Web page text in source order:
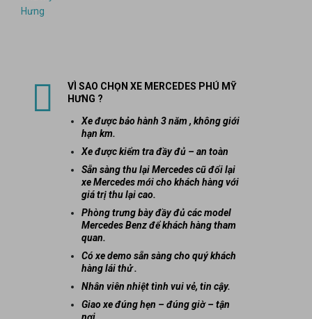
VÌ SAO CHỌN XE MERCEDES PHÚ MỸ
HƯNG ?
Xe được bảo hành 3 năm , không giới
hạn km.
Xe được kiểm tra đầy đủ – an toàn
Sẵn sàng thu lại Mercedes cũ đổi lại
xe Mercedes mới cho khách hàng với
giá trị thu lại cao.
Phòng trưng bày đầy đủ các model
Mercedes Benz để khách hàng tham
quan.
Có xe demo sẵn sàng cho quý khách
hàng lái thử .
Nhân viên nhiệt tình vui vẻ, tin cậy.
Giao xe đúng hẹn – đúng giờ – tận